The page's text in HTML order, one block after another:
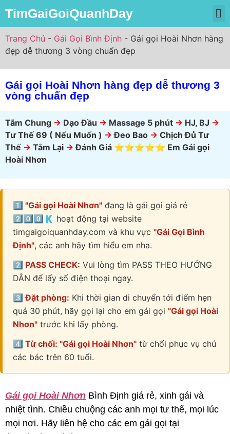
TimGaiGoiQuanhDay
Trang Chủ - Gái Gọi Bình Định - Gái gọi Hoài Nhơn hàng
đẹp dễ thương 3 vòng chuẩn đẹp
Gái gọi Hoài Nhơn hàng đẹp dễ thương 3
vòng chuẩn đẹp
Tắm Chung -> Dạo Đầu -> Massage 5 phút -> HJ, BJ ->
Tư Thế 69 ( Nếu Muốn ) -> Đeo Bao -> Chịch Đủ Tư
Thế -> Tắm Lại -> Đánh Giá ⭐⭐⭐⭐⭐ Em Gái gọi
Hoài Nhơn
1️⃣ "Gái gọi Hoài Nhơn" đang là gái gọi giá rẻ
2️⃣0️⃣0️⃣🇰 hoạt động tại website
timgaigoiquanhday.com và khu vực "Gái Gọi Bình
Định", các anh hãy tìm hiểu em nha.
2️⃣ PASS CHECK: Vui lòng tìm PASS THEO HƯỚNG
DẪN để lấy số điện thoại ngay.
3️⃣ Đặt phòng: Khi thời gian di chuyển tới điểm hẹn
quá 30 phút, hãy gọi lại cho em gái gọi "Gái gọi Hoài
Nhơn" trước khi lấy phòng.
4️⃣ Từ chối: "Gái gọi Hoài Nhơn" từ chối phục vụ chú
các bác trên 60 tuổi.
Gái gọi Hoài Nhơn Bình Định giá rẻ, xinh gái và
nhiệt tình. Chiều chuộng các anh mọi tư thế, mọi lúc
mọi nơi. Hãy liên hệ cho các em gái gọi tại